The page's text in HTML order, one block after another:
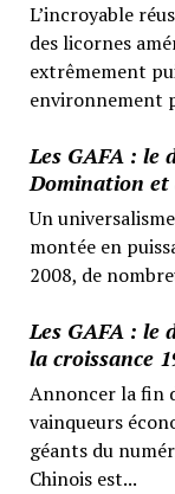
L’incroyable
des licornes
extrêmement
environnement
Les GAFA : le
Domination et
Un
montée en
2008, de
Les GAFA : le
la croissance
Annoncer la fin
vainqueurs
géants du
Chinois est...